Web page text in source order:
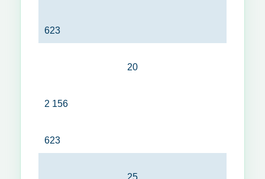
623
20
2 156
623